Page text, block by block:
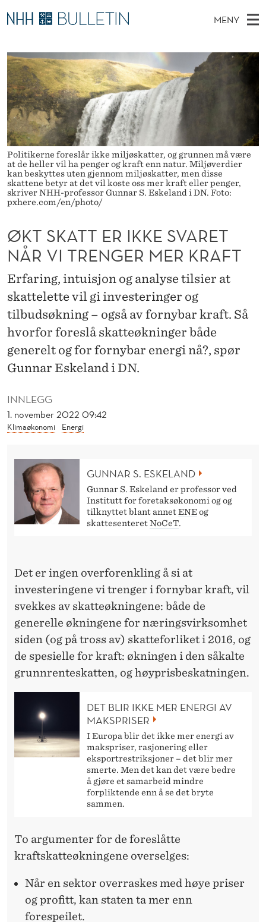
Ø
K
T
S
K
A
T
T
E
R
K
K
E
S
V
A
E
T
MENY
O
V
E
D
M
E
N
Y
Ø
K
I
N
E
T
T
S
T
E
D
E
T
Stipendiater og nye forskerprofiler
Disputaser
Ekspertutvalg
Om Bulletin
Politikerne foreslår ikke miljøskatter, og grunnen må være
at de heller vil ha penger og kraft enn natur. Miljøverdier
kan beskyttes uten gjennom miljøskatter, men disse
skattene betyr at det vil koste oss mer kraft eller penger,
skriver NHH-professor Gunnar S. Eskeland i DN. Foto:
pxhere.com/en/photo/
INNLEGG
1. november 2022 09:42
Klimaøkonomi Energi
ØKT SKATT ER IKKE SVARET
NÅR VI TRENGER MER KRAFT
Erfaring, intuisjon og analyse tilsier at
skattelette vil gi investeringer og
tilbudsøkning – også av fornybar kraft. Så
hvorfor foreslå skatteøkninger både
generelt og for fornybar energi nå?, spør
Gunnar Eskeland i DN.
GUNNAR S. ESKELAND
Gunnar S. Eskeland er professor ved
Institutt for foretaksøkonomi og og
tilknyttet blant annetENEog
skattesenteretNoCeT.
Det er ingen overforenkling å si at
investeringene vi trenger i fornybar kraft, vil
svekkes av skatteøkningene: både de
generelle økningene for næringsvirksomhet
siden (og på tross av) skatteforliket i 2016, og
de spesielle for kraft: økningen i den såkalte
grunnrenteskatten, og høyprisbeskatningen.
DET BLIR IKKE MER ENERGI AV
MAKSPRISER
I Europa blir det ikke mer energi av
makspriser, rasjonering eller
eksportrestriksjoner – det blir mer
smerte. Men det kan det være bedre
å gjøre et samarbeid mindre
forpliktende enn å se det bryte
sammen.
To argumenter for de foreslåtte
kraftskatteøkningene overselges:
Når en sektor overraskes med høye priser
og profitt, kan staten ta mer enn
forespeilet.